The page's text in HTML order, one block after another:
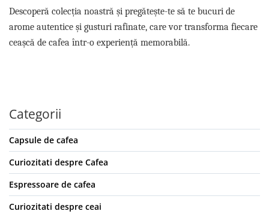
Descoperă colecția noastră și pregătește-te să te bucuri de
arome autentice și gusturi rafinate, care vor transforma fiecare
ceașcă de cafea într-o experiență memorabilă.
Categorii
Capsule de cafea
Curiozitati despre Cafea
Espressoare de cafea
Curiozitati despre ceai